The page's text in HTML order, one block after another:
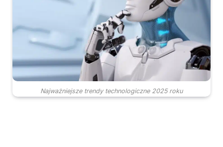
Najważniejsze trendy technologiczne 2025 roku